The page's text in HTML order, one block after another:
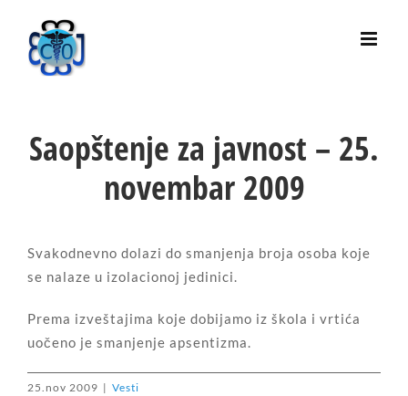
content
Saopštenje za javnost – 25.
novembar 2009
Svakodnevno dolazi do smanjenja broja osoba koje
se nalaze u izolacionoj jedinici.
Prema izveštajima koje dobijamo iz škola i vrtića
uočeno je smanjenje apsentizma.
25.nov 2009 | Vesti